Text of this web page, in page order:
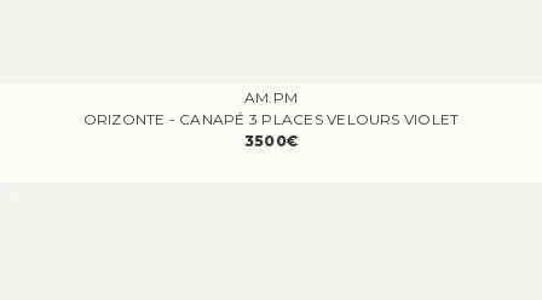
AM.PM
ORIZONTE - CANAPÉ 3 PLACES VELOURS VIOLET
3500€